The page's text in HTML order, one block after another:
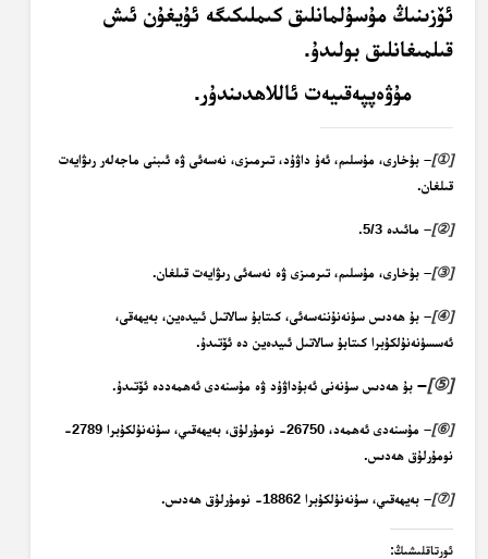
ئۆزىنىڭ مۇسۇلمانلىق كىملىكىگە ئۇيغۇن ئىش
قىلمىغانلىق بولىدۇ.
مۇۋەپپەقىيەت ئاللاھدىندۇر.
[①]
– بۇخارى، مۇسلىم، ئەۇ داۋۇد، تىرمىزى، نەسەئى ۋە ئىبنى ماجەلەر رىۋايەت
قىلغان.
[②] – مائىدە 5/3.
[③] – بۇخارى، مۇسلىم، تىرمىزى ۋە نەسەئى رىۋايەت قىلغان.
[④]
– بۇ ھەدىس سۈنەنۇننەسەئى، كىتابۇ سالاتىل ئىيدەين، بەيھەقى،
ئەسسۈنەنۇلكۇبرا كىتابۇ سالاتىل ئىيدەين دە ئۆتىدۇ.
[⑤]
–بۇ ھەدىس سۈنەنى ئەبۇداۋۇد ۋە مۇسنەدى ئەھمەددە ئۆتىدۇ.
[⑥]
– مۇسنەدى ئەھمەد، 26750- نومۇرلۇق، بەيھەقىي، سۇنەنۇلكۇبرا 2789-
نومۇرلۇق ھەدىس.
[⑦] – بەيھەقىي، سۇنەنۇلكۇبرا 18862- نومۇرلۇق ھەدىس.
ئورتاقلىشىڭ: